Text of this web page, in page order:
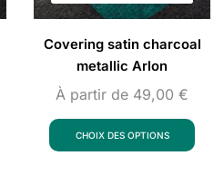
Covering satin charcoal
metallic Arlon
À partir de 49,00 €
CHOIX DES OPTIONS